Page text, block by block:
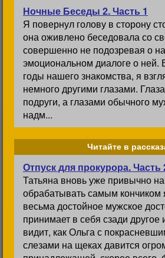
Ночные Беседы 2. Часть 1
Я повернул голову в сторону
она оживлено беседовала со
совершенно не подозревая о
эмоциональном диалоге о ней.
годы нашего знакомства, я
немного другими глазами.
подруги, а глазами обычного
надм...
Читайте в
Отпуск для прокурора. Часть
Татьяна вновь уже привычно
обрабатывать самым кончиком
весьма достойное мужское
принимает в себя сзади другое
видит, как Ольга с
слезами на щеках давится